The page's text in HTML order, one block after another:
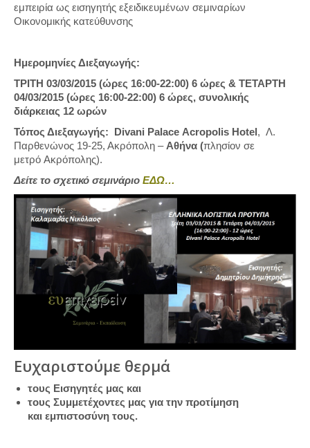
εμπειρία ως εισηγητής εξειδικευμένων σεμιναρίων
Οικονομικής κατεύθυνσης
Ημερομηνίες Διεξαγωγής:
ΤΡΙΤΗ 03/03/2015 (ώρες 16:00-22:00) 6 ώρες & ΤΕΤΑΡΤΗ
04/03/2015 (ώρες 16:00-22:00) 6 ώρες, συνολικής
διάρκειας 12 ωρών
Τόπος Διεξαγωγής: Divani Palace Acropolis Hotel, Λ.
Παρθενώνος 19-25, Ακρόπολη – Αθήνα (πλησίον σε
μετρό Ακρόπολης).
Δείτε το σχετικό σεμινάριο ΕΔΩ…
Ευχαριστούμε θερμά
τους Εισηγητές μας και
τους Συμμετέχοντες μας για την προτίμηση
και εμπιστοσύνη τους.